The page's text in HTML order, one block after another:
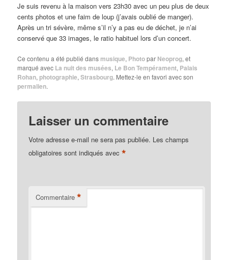
Je suis revenu à la maison vers 23h30 avec un peu plus de deux
cents photos et une faim de loup (j’avais oublié de manger).
Après un tri sévère, même s’il n’y a pas eu de déchet, je n’ai
conservé que 33 images, le ratio habituel lors d’un concert.
Ce contenu a été publié dans musique, Photopar Neoprog, et
marqué avec La nuit des musées, Le Bon Tempérament, Palais
Rohan, photographie,Strasbourg. Mettez-le en favori avec son
permalien.
Laisser un commentaire
Votre adresse e-mail ne sera pas publiée. Les champs
obligatoires sont indiqués avec*
Commentaire *